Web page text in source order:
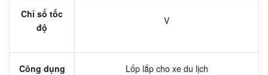
Chỉ số tốc
độ
V
Công dụng Lốp lắp cho xe du lịch